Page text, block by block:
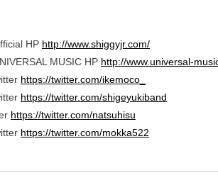
HP http://www.shiggyjr.com/
MUSIC HP http://www.universal-
https://twitter.com/ikemoco_
https://twitter.com/shigeyukiband
https://twitter.com/natsuhisu
https://twitter.com/mokka522